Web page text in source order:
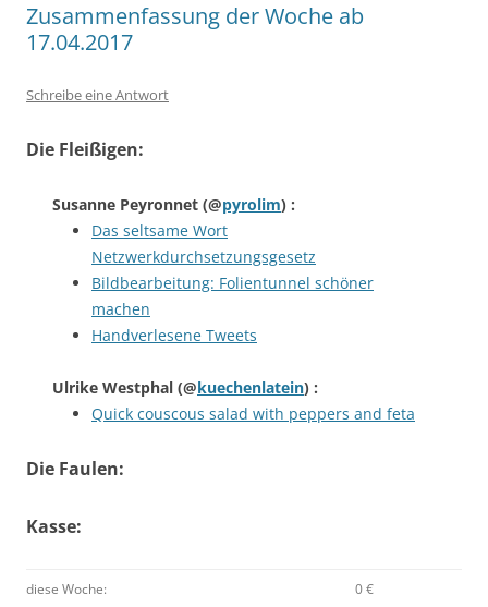
Zusammenfassung der Woche ab
17.04.2017
Schreibe eine Antwort
Die Fleißigen:
Susanne Peyronnet (@pyrolim) :
Das seltsame Wort
Netzwerkdurchsetzungsgesetz
Bildbearbeitung: Folientunnel schöner
machen
Handverlesene Tweets
Ulrike Westphal (@kuechenlatein) :
Quick couscous salad with peppers and feta
Die Faulen:
Kasse:
diese Woche: 0 €